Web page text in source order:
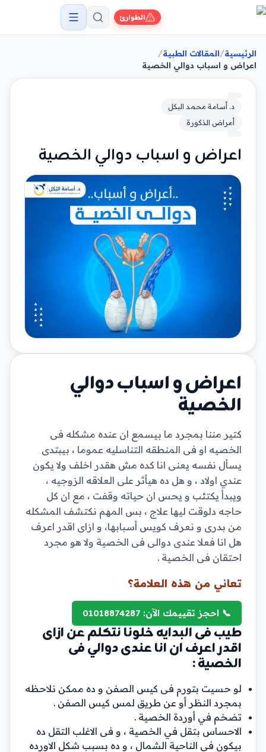
الطوارئ
الرئيسية/المقالات الطبية/
اعراض و اسباب دوالي الخصية
د. أسامة محمد البكل
أمراض الذكورة
اعراض و اسباب دوالي الخصية
اعراض و اسباب دوالي
الخصية
كتير مننا بمجرد ما بيسمع ان عنده مشكله فى
الخصيه او فى المنطقه التناسليه عموما ، بيبتدى
يسأل نفسه يعنى انا كده مش هقدر اخلف ولا يكون
عندي اولاد ، و هل ده هيأثر على العلاقه الزوجيه ،
ويبدأ يكتئب و يحس ان حياته وقفت ، مع ان كل
حاجه دلوقت ليها علاج ، بس المهم نكتشف المشكله
من بدرى و نعرف كويس أسبابها، و ازاى اقدر اعرف
هل انا فعلا عندى دوالى فى الخصية ولا هو مجرد
احتقان فى الخصية .
تعاني من هذه العلامة؟
📞 احجز تقييمك الآن: 01018874287
طيب فى البدايه خلونا نتكلم عن ازاى
اقدر اعرف ان انا عندى دوالي فى
الخصية :
لو حسيت بتورم فى كيس الصفن و ده ممكن نلاحظه
بمجرد النظر أو عن طريق لمس كيس الصفن .
تضخم في أوردة الخصية .
الاحساس بتقل في الخصية ، و فى الاغلب التقل ده
بيكون فى الناحية الشمال ، و ده بسبب شكل الاورده